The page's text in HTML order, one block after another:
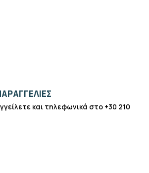
και τηλεφωνικά στο +30 210